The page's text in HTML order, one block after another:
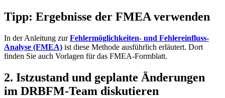
Tipp: Ergebnisse der FMEA verwenden
In der Anleitung zurFehlermöglichkeiten- und Fehlereinfluss-
Analyse (FMEA) ist diese Methode ausführlich erläutert. Dort
finden Sie auch Vorlagen für das FMEA-Formblatt.
2. Istzustand und geplante Änderungen
im DRBFM-Team diskutieren